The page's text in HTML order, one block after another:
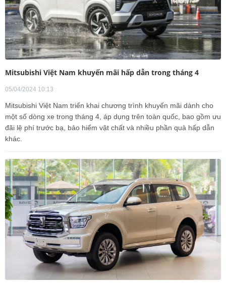
Mitsubishi Việt Nam khuyến mãi hấp dẫn trong tháng 4
05/04/2024 10:13
Mitsubishi Việt Nam triển khai chương trình khuyến mãi dành cho
một số dòng xe trong tháng 4, áp dụng trên toàn quốc, bao gồm ưu
đãi lệ phí trước bạ, bảo hiểm vật chất và nhiều phần quà hấp dẫn
khác.